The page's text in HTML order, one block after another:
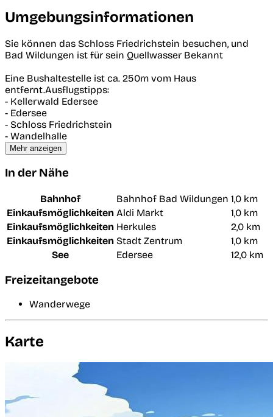
Umgebungsinformationen
Sie können das Schloss Friedrichstein besuchen, und
Bad Wildungen ist für sein Quellwasser Bekannt
Eine Bushaltestelle ist ca. 250m vom Haus
entfernt.Ausflugstipps:
- Kellerwald Edersee
- Edersee
- Schloss Friedrichstein
- Wandelhalle
Mehr anzeigen
In der Nähe
Bahnhof Bahnhof Bad Wildungen 1,0 km
Einkaufsmöglichkeiten Aldi Markt
1,0 km
Einkaufsmöglichkeiten Herkules
2,0 km
Einkaufsmöglichkeiten Stadt Zentrum
1,0 km
See
Edersee 12,0 km
Freizeitangebote
Wanderwege
Karte